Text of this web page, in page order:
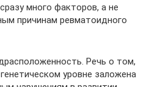
много факторов, а не
причинам ревматоидного
Речь о том,
уровне заложена